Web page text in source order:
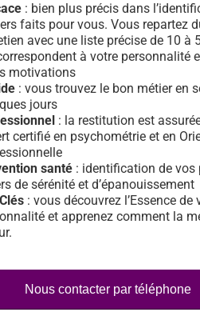
: bien plus précis dans
faits pour vous. Vous repartez
avec une liste précise de 10 à
à votre personnalité
motivations
: vous trouvez le bon métier en
jours
: la restitution est
certifié en psychométrie et en
santé : identification de vos
de sérénité et d’épanouissement
: vous découvrez l’Essence de
et apprenez comment la
Nous contacter par téléphone